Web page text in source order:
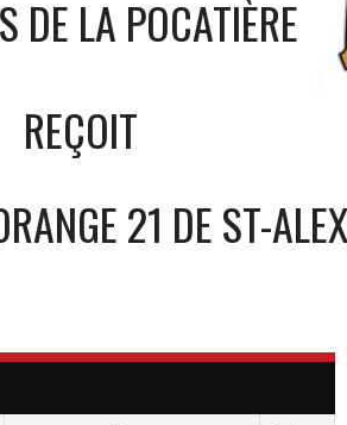
DE LA POCATIÈRE
REÇOIT
21 DE ST-